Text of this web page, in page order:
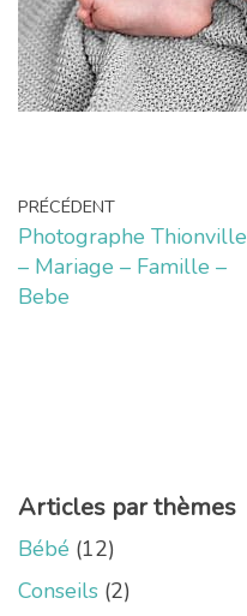
PRÉCÉDENT
Photographe Thionville
– Mariage – Famille –
Bebe
Articles par thèmes
Bébé (12)
Conseils (2)